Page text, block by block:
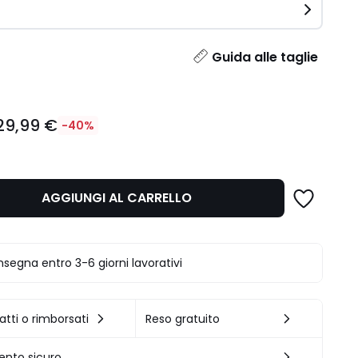
Guida alle taglie
€ -40%
AGGIUNGI AL CARRELLO
entro 3-6 giorni lavorativi
o rimborsati Reso gratuito